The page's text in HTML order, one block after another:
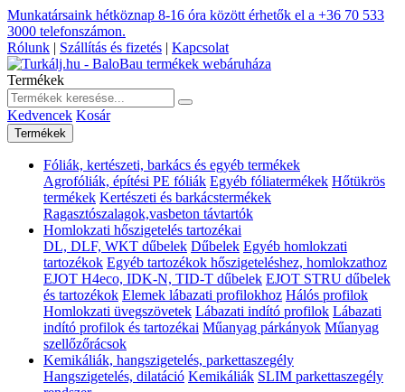
Munkatársaink hétköznap 8-16 óra között érhetők el a +36 70 533
3000 telefonszámon.
Rólunk | Szállítás és fizetés | Kapcsolat
Termékek
Kedvencek Kosár
Termékek
Fóliák, kertészeti, barkács és egyéb termékek
Agrofóliák, építési PE fóliák Egyéb fóliatermékek Hőtükrös
termékek Kertészeti és barkácstermékek
Ragasztószalagok,vasbeton távtartók
Homlokzati hőszigetelés tartozékai
DL, DLF, WKT dűbelek Dűbelek Egyéb homlokzati
tartozékok Egyéb tartozékok hőszigeteléshez, homlokzathoz
EJOT H4eco, IDK-N, TID-T dűbelek EJOT STRU dűbelek
és tartozékok Elemek lábazati profilokhoz Hálós profilok
Homlokzati üvegszövetek Lábazati indító profilok Lábazati
indító profilok és tartozékai Műanyag párkányok Műanyag
szellőzőrácsok
Kemikáliák, hangszigetelés, parkettaszegély
Hangszigetelés, dilatáció Kemikáliák SLIM parkettaszegély